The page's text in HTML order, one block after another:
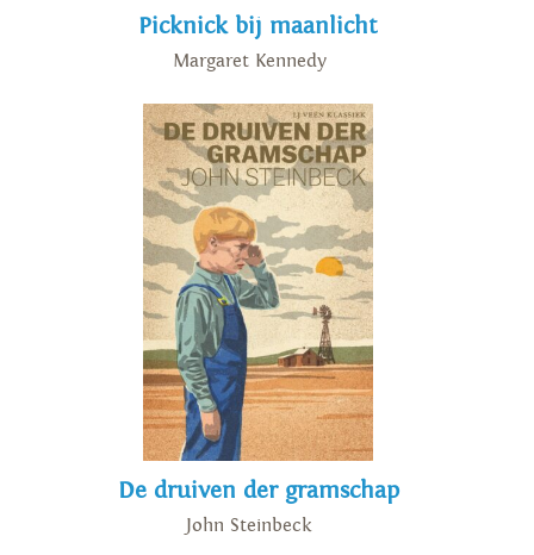
Picknick bij maanlicht
Margaret Kennedy
De druiven der gramschap
John Steinbeck